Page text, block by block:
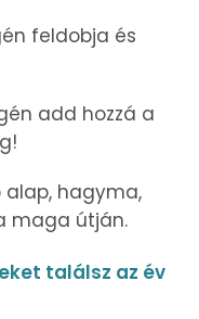
feldobja és
add hozzá a
alap, hagyma,
maga útján.
találsz az év